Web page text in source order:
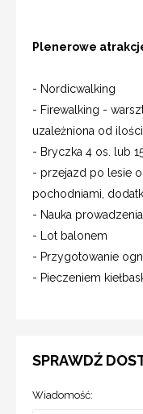
Plenerowe
- Nordicwalking
- Firewalking -
uzależniona od
- Bryczka 4 os. lub
- przejazd po lesie
pochodniami,
- Nauka
- Lot balonem
- Przygotowanie
- Pieczeniem
SPRAWDŹ
Wiadomość: